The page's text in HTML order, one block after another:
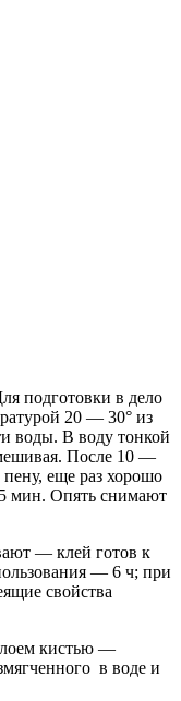
подготовки в дело
20 — 30° из
воды. В воду тонкой
После 10 —
еще раз хорошо
мин. Опять снимают
— клей готов к
— 6 ч; при
свойства
кистью —
в воде и